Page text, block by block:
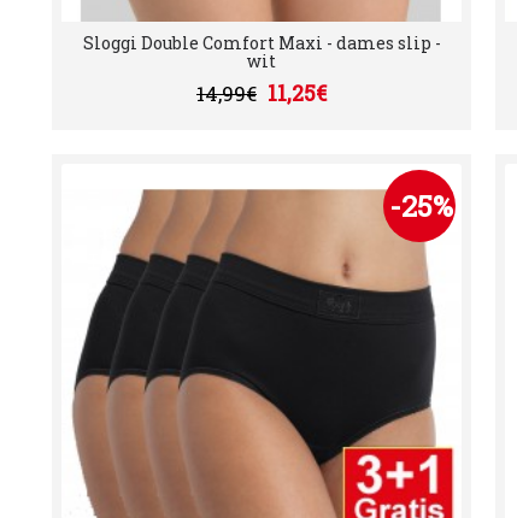
Sloggi Double Comfort Maxi - dames slip -
wit
14,99€ 11,25€
-25%